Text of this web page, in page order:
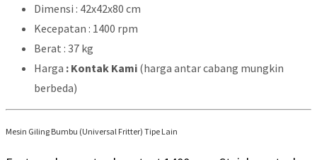
Dimensi : 42x42x80 cm
Kecepatan : 1400 rpm
Berat : 37 kg
Harga : Kontak Kami (harga antar cabang mungkin
berbeda)
Mesin Giling Bumbu (Universal Fritter) Tipe Lain